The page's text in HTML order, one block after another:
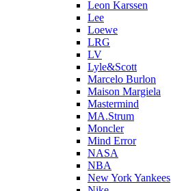
Leon Karssen
Lee
Loewe
LRG
LV
Lyle&Scott
Marcelo Burlon
Maison Margiela
Mastermind
MA.Strum
Moncler
Mind Error
NASA
NBA
New York Yankees